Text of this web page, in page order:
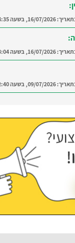
16/07/2026, בשעה 14:35
16/07/2026, בשעה 13:04
09/07/2026, בשעה 12:40
21/07/2026, בשעה 12:58